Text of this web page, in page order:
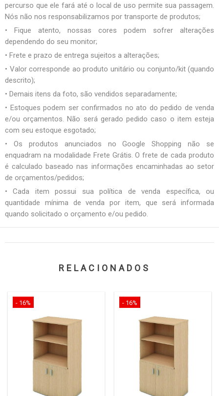
percurso que ele fará até o local de uso permite sua passagem.
Nós não nos responsabilizamos por transporte de produtos;
• Fique atento, nossas cores podem sofrer alterações
dependendo do seu monitor;
• Frete e prazo de entrega sujeitos a alterações;
• Valor corresponde ao produto unitário ou conjunto/kit (quando
descrito);
• Demais itens da foto, são vendidos separadamente;
• Estoques podem ser confirmados no ato do pedido de venda
e/ou orçamentos. Não será gerado pedido caso o item esteja
com seu estoque esgotado;
• Os produtos anunciados no Google Shopping não se
enquadram na modalidade Frete Grátis. O frete de cada produto
é calculado baseado nas informações encaminhadas ao setor
de orçamentos/pedidos;
• Cada item possui sua política de venda específica, ou
quantidade mínima de venda por item, que será informada
quando solicitado o orçamento e/ou pedido.
RELACIONADOS
- 16% - 16%